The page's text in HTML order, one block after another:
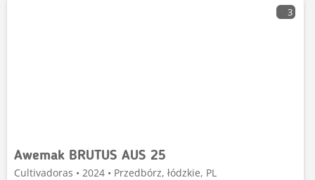
3
Awemak BRUTUS AUS 25
Cultivadoras • 2024 • Przedbórz, łódzkie, PL